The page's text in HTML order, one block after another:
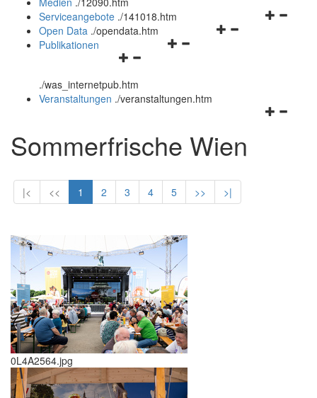
schließen
Navigationsmenü
Serviceangebote ./141018.htm
Navigationsmenü
Open Data ./opendata.htm
Navigationsmenü
und
schließen
Publikationen
./was_internetpub.htm
Veranstaltungen ./veranstaltungen.htm
Sommerfrische Wien
|< << 1 2 3 4 5 >> >|
0L4A2564.jpg